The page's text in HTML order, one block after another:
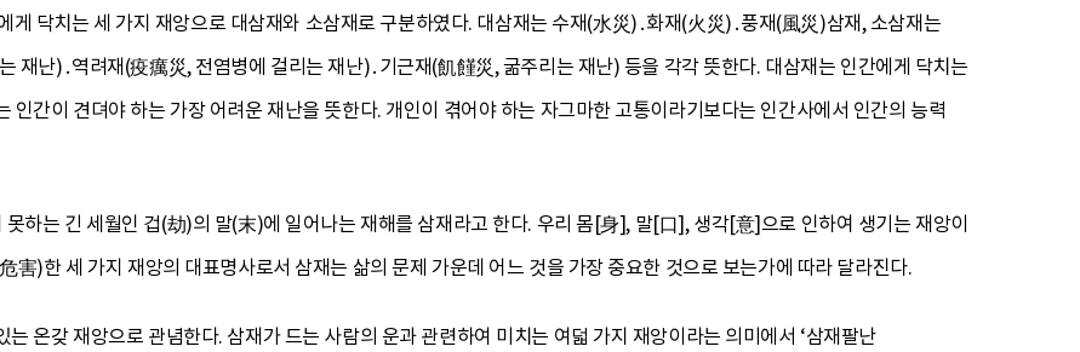
게 닥치는 세 가지 재앙으로 대삼재와 소삼재로 구분하였다. 대삼재는 수재(水災)․화재(火災)․풍재(風災)삼재, 소삼재는
재난)․역려재(疫癘災, 전염병에 걸리는 재난)․기근재(飢饉災, 굶주리는 재난) 등을 각각 뜻한다. 대삼재는 인간에게 닥치는
인간이 견뎌야 하는 가장 어려운 재난을 뜻한다. 개인이 겪어야 하는 자그마한 고통이라기보다는 인간사에서 인간의 능력
하는 긴 세월인 겁(劫)의 말(末)에 일어나는 재해를 삼재라고 한다. 우리 몸[身], 말[口], 생각[意]으로 인하여 생기는 재앙이
害)한 세 가지 재앙의 대표명사로서 삼재는 삶의 문제 가운데 어느 것을 가장 중요한 것으로 보는가에 따라 달라진다.
는 온갖 재앙으로 관념한다. 삼재가 드는 사람의 운과 관련하여 미치는 여덟 가지 재앙이라는 의미에서 ‘삼재팔난